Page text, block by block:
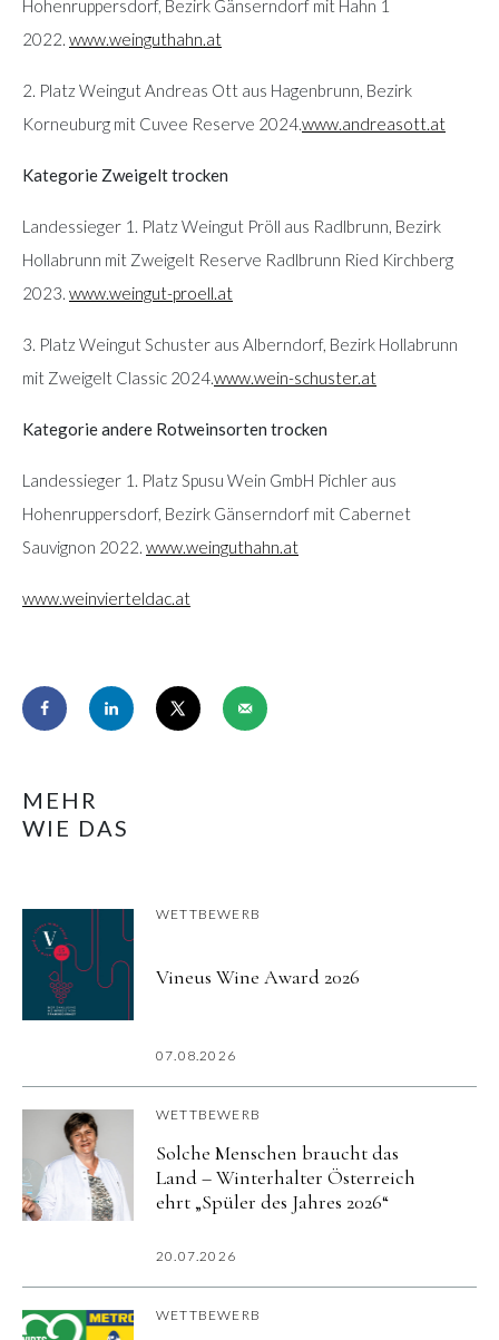
Hohenruppersdorf, Bezirk Gänserndorf mit Hahn 1
2022. www.weinguthahn.at
2. Platz Weingut Andreas Ott aus Hagenbrunn, Bezirk
Korneuburg mit Cuvee Reserve 2024.www.andreasott.at
Kategorie Zweigelt trocken
Landessieger 1. Platz Weingut Pröll aus Radlbrunn, Bezirk
Hollabrunn mit Zweigelt Reserve Radlbrunn Ried Kirchberg
2023. www.weingut-proell.at
3. Platz Weingut Schuster aus Alberndorf, Bezirk Hollabrunn
mit Zweigelt Classic 2024.www.wein-schuster.at
Kategorie andere Rotweinsorten trocken
Landessieger 1. Platz Spusu Wein GmbH Pichler aus
Hohenruppersdorf, Bezirk Gänserndorf mit Cabernet
Sauvignon 2022. www.weinguthahn.at
www.weinvierteldac.at
MEHR
WIE DAS
WETTBEWERB
Vineus Wine Award 2026
07.08.2026
WETTBEWERB
Solche Menschen braucht das
Land – Winterhalter Österreich
ehrt „Spüler des Jahres 2026“
20.07.2026
WETTBEWERB